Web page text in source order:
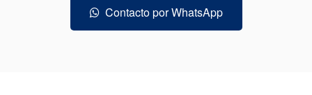
Contacto por WhatsApp